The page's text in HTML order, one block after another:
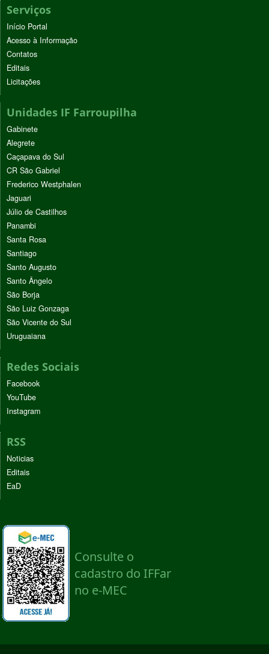
Serviços
Início Portal
Acesso à Informação
Contatos
Editais
Licitações
Unidades IF Farroupilha
Gabinete
Alegrete
Caçapava do Sul
CR São Gabriel
Frederico Westphalen
Jaguari
Júlio de Castilhos
Panambi
Santa Rosa
Santiago
Santo Augusto
Santo Ângelo
São Borja
São Luiz Gonzaga
São Vicente do Sul
Uruguaiana
Redes Sociais
Facebook
YouTube
Instagram
RSS
Noticias
Editais
EaD